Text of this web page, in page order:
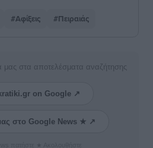
#Αφίξεις #Πειραιάς
μας στα αποτελέσματα αναζήτησης
on Google ↗
στο Google News ★ ↗